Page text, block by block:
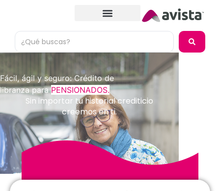
Fácil, ágil y seguro: Crédito de
libranza paraPENSIONADOS.
Sin importar tu historial crediticio
creemos en ti.